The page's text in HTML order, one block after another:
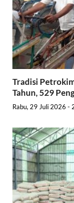
Tradisi
Tahun, 529
Rabu, 29 Juli 2026 -